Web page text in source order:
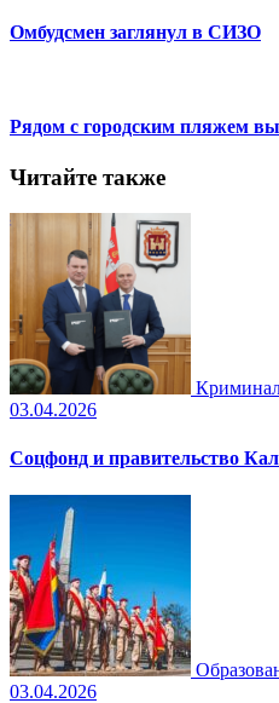
Омбудсмен заглянул в СИЗО
Рядом с городским пляжем
Читайте также
03.04.2026
Соцфонд и правительство
03.04.2026